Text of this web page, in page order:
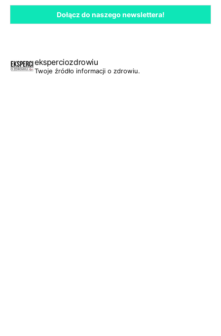
eksperciozdrowiu
Twoje źródło informacji o zdrowiu.